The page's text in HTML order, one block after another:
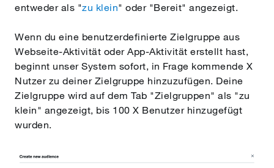
entweder als "zu klein" oder "Bereit" angezeigt.
Wenn du eine benutzerdefinierte Zielgruppe aus
Webseite-Aktivität oder App-Aktivität erstellt hast,
beginnt unser System sofort, in Frage kommende X
Nutzer zu deiner Zielgruppe hinzuzufügen. Deine
Zielgruppe wird auf dem Tab "Zielgruppen" als "zu
klein" angezeigt, bis 100 X Benutzer hinzugefügt
wurden.